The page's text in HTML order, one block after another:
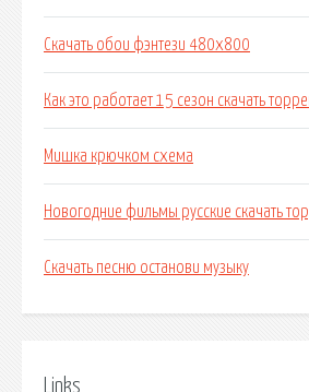
Скачать обои фэнтези 480х800
Как это работает 15 сезон скачать
Мишка крючком схема
Новогодние фильмы русские скачать
Скачать песню останови музыку
Links